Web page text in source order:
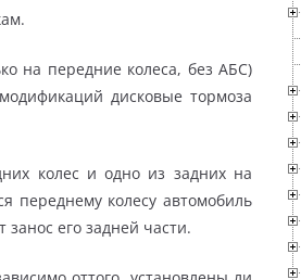
на передние колеса, без АБС)
дисковые тормоза
колес и одно из задних на
переднему колесу автомобиль
его задней части.